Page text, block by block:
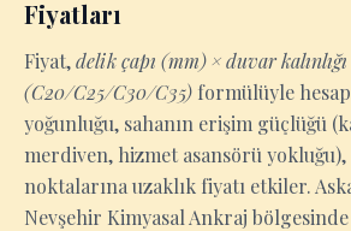
Fiyatları
Fiyat,delik çapı (mm) × duvar kalınlığı
(C20/C25/C30/C35) formülüyle
yoğunluğu, sahanın erişim güçlüğü
merdiven, hizmet asansörü
noktalarına uzaklık fiyatı etkiler.
Nevşehir Kimyasal Ankraj